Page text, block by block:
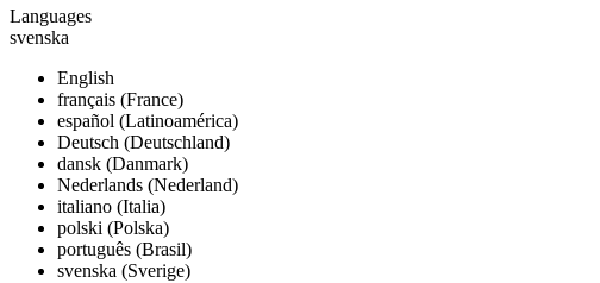
Languages
svenska
English
français (France)
español (Latinoamérica)
Deutsch (Deutschland)
dansk (Danmark)
Nederlands (Nederland)
italiano (Italia)
polski (Polska)
português (Brasil)
svenska (Sverige)